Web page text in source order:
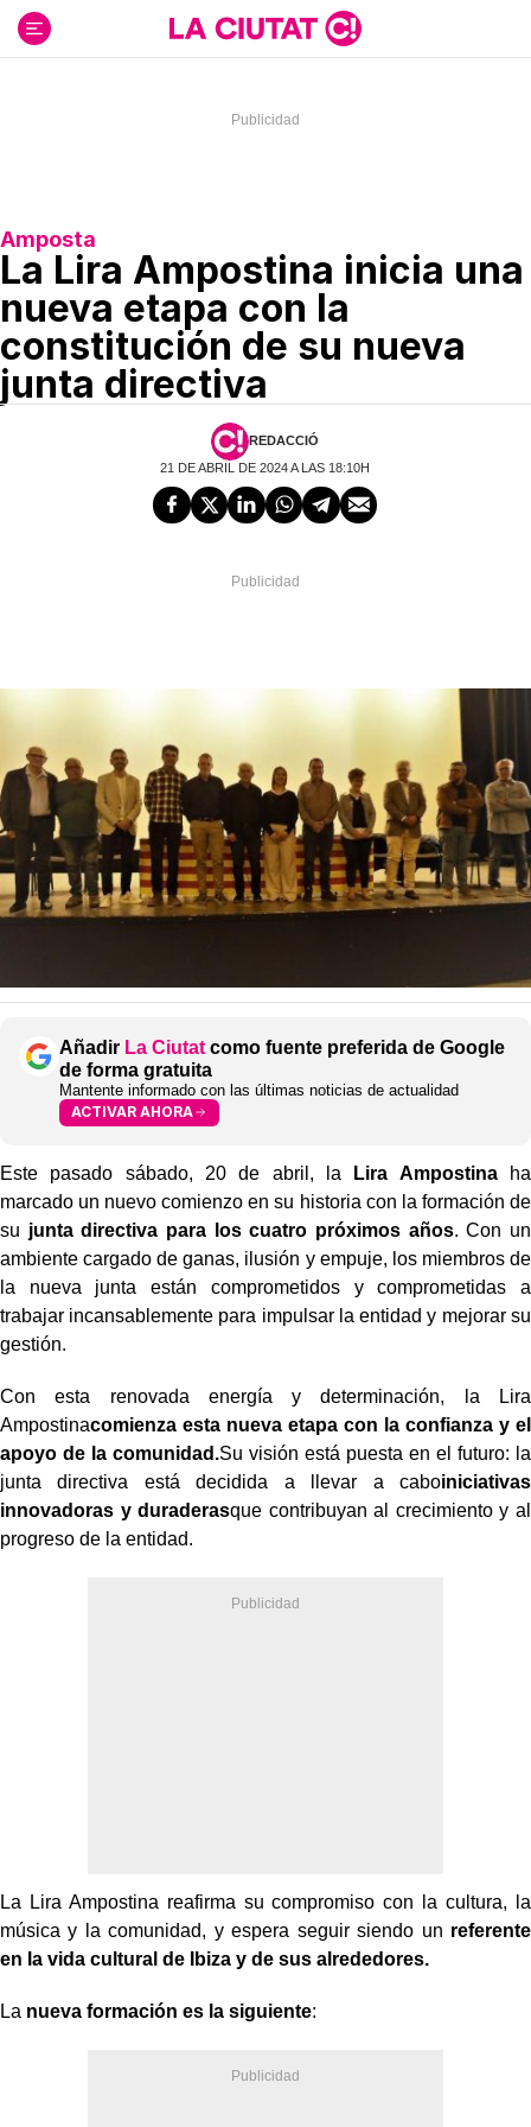
contenido
Amposta
La Lira Ampostina inicia una
nueva etapa con la
constitución de su nueva
junta directiva
REDACCIÓ
21 DE ABRIL DE 2024 A LAS 18:10H
Añadir La Ciutat como fuente preferida de Google
de forma gratuita
Mantente informado con las últimas noticias de actualidad
ACTIVAR AHORA
Este pasado sábado, 20 de abril, la Lira Ampostinaha
marcado un nuevo comienzo en su historia con la formación de
su junta directiva para los cuatro próximos años. Con un
ambiente cargado de ganas, ilusión y empuje, los miembros de
la nueva junta están comprometidos y comprometidas a
trabajar incansablemente para impulsar la entidad y mejorar su
gestión.
Con esta renovada energía y determinación, la Lira
Ampostinacomienza esta nueva etapa con la confianza y el
apoyo de la comunidad.Su visión está puesta en el futuro: la
junta directiva está decidida a llevar a caboiniciativas
innovadoras y duraderasque contribuyan al crecimiento y al
progreso de la entidad.
La Lira Ampostina reafirma su compromiso con la cultura, la
música y la comunidad, y espera seguir siendo un referente
en la vida cultural de Ibiza y de sus alrededores.
La nueva formación es la siguiente: